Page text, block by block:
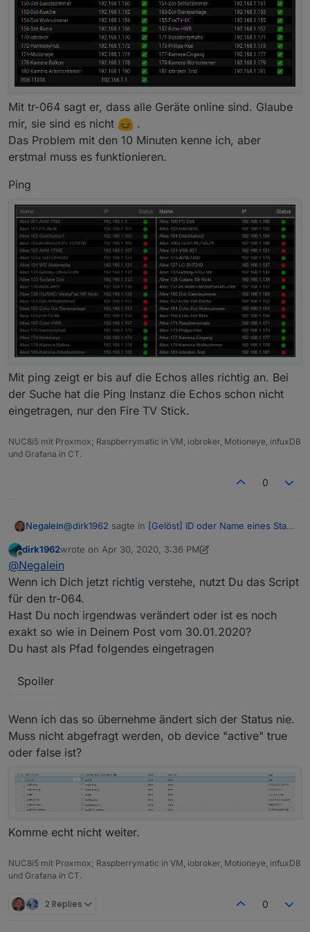
Mit tr-064 sagt er, dass alle Geräte online sind. Glaube
mir, sie sind es nicht
.
Das Problem mit den 10 Minuten kenne ich, aber
erstmal muss es funktionieren.
Ping
Mit ping zeigt er bis auf die Echos alles richtig an. Bei
der Suche hat die Ping Instanz die Echos schon nicht
eingetragen, nur den Fire TV Stick.
NUC8i5 mit Proxmox; Raspberrymatic in VM, iobroker, Motioneye, infuxDB
und Grafana in CT.
0
Negalein@dirk1962 sagte in [Gelöst] ID oder Name eines State
gemacht?
nein, gleichzeitig
Bei Fritz sind angeblich alle Geräte aktiv und das
ist definitiv falsch.
Bei Ping wird der Status richtig angezeigt, dafür
Fritz zeigt es mir verlässlicher an als Ping!
als Offline aufscheint.
Offline
dirk1962wrote on Apr 30, 2020, 3:36 PM
last edited by Negalein Apr 30, 2020, 5:52 PM
@Negalein
Wenn ich Dich jetzt richtig verstehe, nutzt Du das Script
für den tr-064.
Hast Du noch irgendwas verändert oder ist es noch
exakt so wie in Deinem Post vom 30.01.2020?
Du hast als Pfad folgendes eingetragen
Spoiler
Wenn ich das so übernehme ändert sich der Status nie.
Muss nicht abgefragt werden, ob device "active" true
oder false ist?
Komme echt nicht weiter.
NUC8i5 mit Proxmox; Raspberrymatic in VM, iobroker, Motioneye, infuxDB
und Grafana in CT.
2 Replies 0